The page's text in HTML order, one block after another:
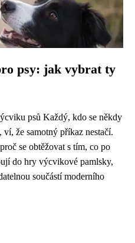
psy: jak vybrat ty
psů Každý, kdo se někdy
že samotný příkaz nestačí.
se obtěžovat s tím, co po
do hry výcvikové pamlsky,
součástí moderního